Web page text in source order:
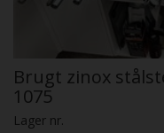
Brugt zinox
1075
Lager nr.